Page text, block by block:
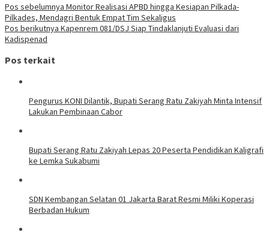
Pos sebelumnya Monitor Realisasi APBD hingga Kesiapan Pilkada-
Pilkades, Mendagri Bentuk Empat Tim Sekaligus
Pos berikutnya Kapenrem 081/DSJ Siap Tindaklanjuti Evaluasi dari
Kadispenad
Pos terkait
Pengurus KONI Dilantik, Bupati Serang Ratu Zakiyah Minta Intensif
Lakukan Pembinaan Cabor
Bupati Serang Ratu Zakiyah Lepas 20 Peserta Pendidikan Kaligrafi
ke Lemka Sukabumi
SDN Kembangan Selatan 01 Jakarta Barat Resmi Miliki Koperasi
Berbadan Hukum